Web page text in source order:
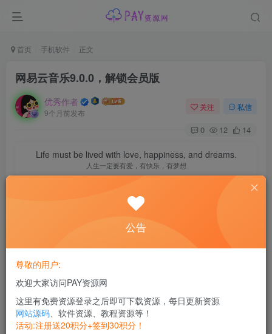
首页 手机软件 正文
网易云音乐9.0.0，解锁会员版
优秀作者
9个月前发布
关注 私信
0 12 14
Life must be lived with love, happiness, and dreams.
人生一定要有爱，有快乐，有梦想
【软件名】网易云音乐
【版本号】9001040
【软件大小】421.30M
公告
尊敬的用户:
欢迎大家访问PAY资源网
这里有免费资源登录之后即可下载资源，每日更新资源
网站源码、软件资源、教程资源等！
活动:注册送20积分+签到30积分！